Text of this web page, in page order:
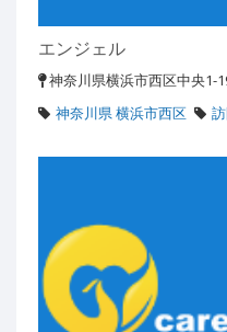
エンジェル
神奈川県横浜市西区中央
神奈川県 横浜市西区